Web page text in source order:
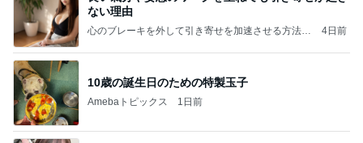
ない理由
心のブレーキを外して引き寄せを加速させる方法：
4日前
10歳の誕生日のための特製玉子
Amebaトピックス 1日前